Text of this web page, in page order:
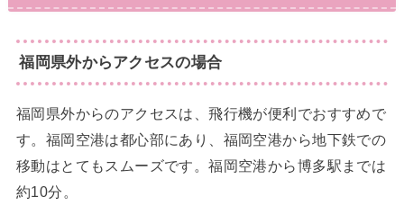
福岡県外からアクセスの場合
福岡県外からのアクセスは、飛行機が便利でおすすめで
す。福岡空港は都心部にあり、福岡空港から地下鉄での
移動はとてもスムーズです。福岡空港から博多駅までは
約10分。